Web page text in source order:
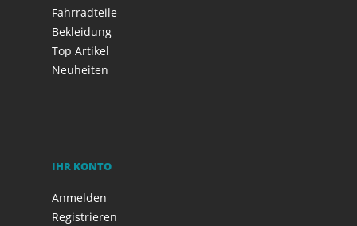
Fahrradteile
Bekleidung
Top Artikel
Neuheiten
IHR KONTO
Anmelden
Registrieren